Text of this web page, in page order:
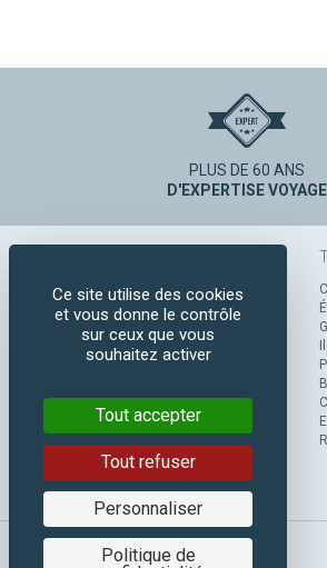
PLUS DE 60 ANS
D'EXPERTISE VOYAGE
Ce site utilise des cookies
et vous donne le contrôle
sur ceux que vous
souhaitez activer
Tout accepter
Tout refuser
Personnaliser
Politique de